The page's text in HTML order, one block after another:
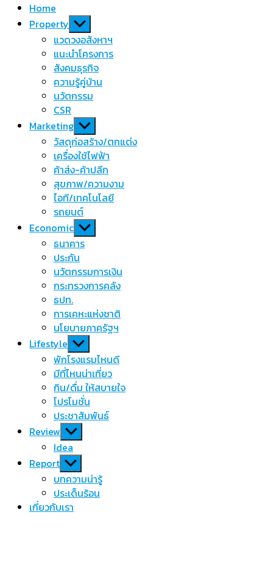
Home
Property Show
sub
menu
แวดวงอสังหาฯ
แนะนำโครงการ
สังคมธุรกิจ
ความรู้คู่บ้าน
นวัตกรรม
CSR
Marketing Show
sub
menu
วัสดุก่อสร้าง/ตกแต่ง
เครื่องใช้ไฟฟ้า
ค้าส่ง-ค้าปลีก
สุขภาพ/ความงาม
ไอที/เทคโนโลยี
รถยนต์
Economic Show
sub
menu
ธนาคาร
ประกัน
นวัตกรรมการเงิน
กระทรวงการคลัง
ธปท.
การเคหะแห่งชาติ
นโยบายภาครัฐฯ
Lifestyle Show
sub
menu
พักโรงแรมไหนดี
มีที่ไหนน่าเที่ยว
กิน/ดื่ม ให้สบายใจ
โปรโมชั่น
ประชาสัมพันธ์
Review Show
sub
menu
Idea
Report Show
sub
menu
บทความน่ารู้
ประเด็นร้อน
เกี่ยวกับเรา